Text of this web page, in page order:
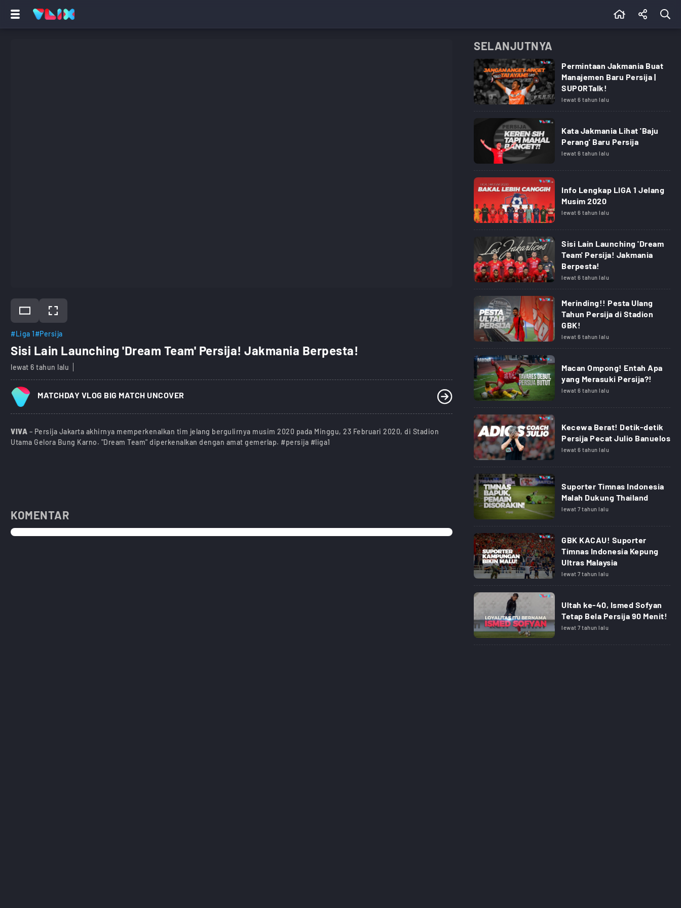
#Liga 1#Persija
Sisi Lain Launching 'Dream Team' Persija! Jakmania Berpesta!
lewat 6 tahun lalu
MATCHDAY VLOG BIG MATCH UNCOVER
VIVA – Persija Jakarta akhirnya memperkenalkan tim jelang bergulirnya musim 2020 pada Minggu, 23 Februari 2020, di Stadion
Utama Gelora Bung Karno. "Dream Team" diperkenalkan dengan amat gemerlap. #persija #liga1
KOMENTAR
SELANJUTNYA
Permintaan Jakmania Buat
Manajemen Baru Persija |
SUPORTalk!
lewat 6 tahun lalu
Kata Jakmania Lihat 'Baju
Perang' Baru Persija
lewat 6 tahun lalu
Info Lengkap LIGA 1 Jelang
Musim 2020
lewat 6 tahun lalu
Sisi Lain Launching 'Dream
Team' Persija! Jakmania
Berpesta!
lewat 6 tahun lalu
Merinding!! Pesta Ulang
Tahun Persija di Stadion
GBK!
lewat 6 tahun lalu
Macan Ompong! Entah Apa
yang Merasuki Persija?!
lewat 6 tahun lalu
Kecewa Berat! Detik-detik
Persija Pecat Julio Banuelos
lewat 6 tahun lalu
Suporter Timnas Indonesia
Malah Dukung Thailand
lewat 7 tahun lalu
GBK KACAU! Suporter
Timnas Indonesia Kepung
Ultras Malaysia
lewat 7 tahun lalu
Ultah ke-40, Ismed Sofyan
Tetap Bela Persija 90 Menit!
lewat 7 tahun lalu